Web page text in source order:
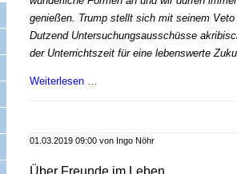
genießen. Trump stellt sich mit seinem
Dutzend Untersuchungsausschüsse
der Unterrichtszeit für eine lebenswerte
Weiterlesen …
killt
Gesundheitswirtschaft!
01.03.2019 09:00 von Ingo Nöhr
Über Freunde im Leben